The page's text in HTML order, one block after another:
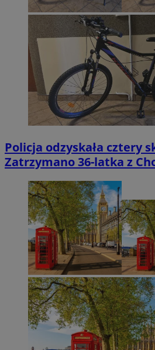
Policja odzyskała cztery
Zatrzymano 36-latka z